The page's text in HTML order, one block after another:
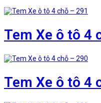
Tem Xe ô tô 4
Tem Xe ô tô 4